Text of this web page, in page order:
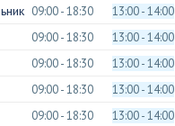
09:00 18:30 13:00 14:00
09:00 18:30 13:00 14:00
09:00 18:30 13:00 14:00
09:00 18:30 13:00 14:00
09:00 18:30 13:00 14:00